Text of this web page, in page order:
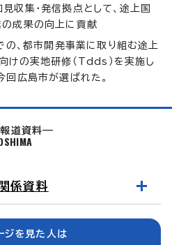
収集・発信拠点として、途上国
成果の向上に貢献
、都市開発事業に取り組む途上
けの実地研修（Tdds）を実施し
回広島市が選ばれた。
報道資料
係資料
ジを見た人は